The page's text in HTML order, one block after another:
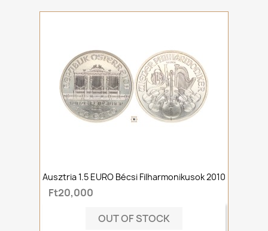
Ausztria 1.5 EURO Bécsi Filharmonikusok 2010
Ft20,000
OUT OF STOCK